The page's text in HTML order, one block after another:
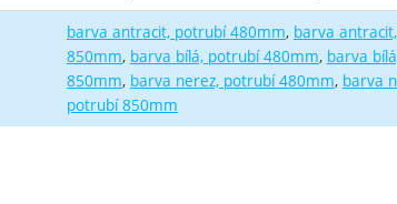
barva antracit, potrubí 480mm barva
850mm barva bílá, potrubí 480mm barva
850mm barva nerez, potrubí 480mm barva
potrubí 850mm